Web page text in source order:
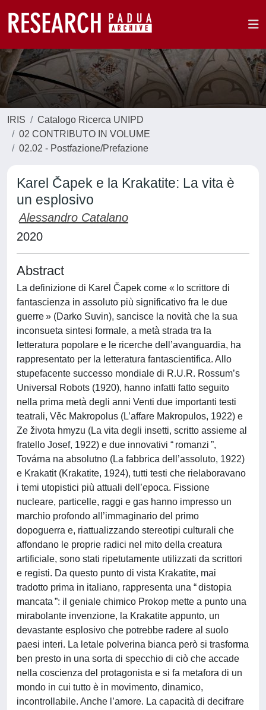
IRIS
Catalogo Ricerca UNIPD
02 CONTRIBUTO IN VOLUME
02.02 - Postfazione/Prefazione
Karel Čapek e la Krakatite: La vita è
un esplosivo
Alessandro Catalano
2020
Abstract
La definizione di Karel Čapek come « lo scrittore di
fantascienza in assoluto più significativo fra le due
guerre » (Darko Suvin), sancisce la novità che la sua
inconsueta sintesi formale, a metà strada tra la
letteratura popolare e le ricerche dell’avanguardia, ha
rappresentato per la letteratura fantascientifica. Allo
stupefacente successo mondiale di R.U.R. Rossum’s
Universal Robots (1920), hanno infatti fatto seguito
nella prima metà degli anni Venti due importanti testi
teatrali, Věc Makropolus (L’affare Makropulos, 1922) e
Ze života hmyzu (La vita degli insetti, scritto assieme al
fratello Josef, 1922) e due innovativi “ romanzi ”,
Továrna na absolutno (La fabbrica dell’assoluto, 1922)
e Krakatit (Krakatite, 1924), tutti testi che rielaboravano
i temi utopistici più attuali dell’epoca. Fissione
nucleare, particelle, raggi e gas hanno impresso un
marchio profondo all’immaginario del primo
dopoguerra e, riattualizzando stereotipi culturali che
affondano le proprie radici nel mito della creatura
artificiale, sono stati ripetutamente utilizzati da scrittori
e registi. Da questo punto di vista Krakatite, mai
tradotto prima in italiano, rappresenta una “ distopia
mancata ”: il geniale chimico Prokop mette a punto una
mirabolante invenzione, la Krakatite appunto, un
devastante esplosivo che potrebbe radere al suolo
paesi interi. La letale polverina bianca però si trasforma
ben presto in una sorta di specchio di ciò che accade
nella coscienza del protagonista e si fa metafora di un
mondo in cui tutto è in movimento, dinamico,
incontrollabile. Anche l’amore. La capacità di decifrare